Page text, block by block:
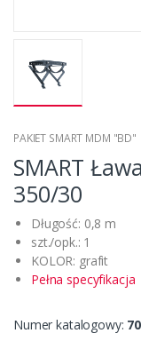
PAKIET SMART MDM "BD"
SMART
350/30
Długość: 0,8 m
szt./opk.: 1
KOLOR: grafit
Pełna specyfikacja
Numer katalogowy: